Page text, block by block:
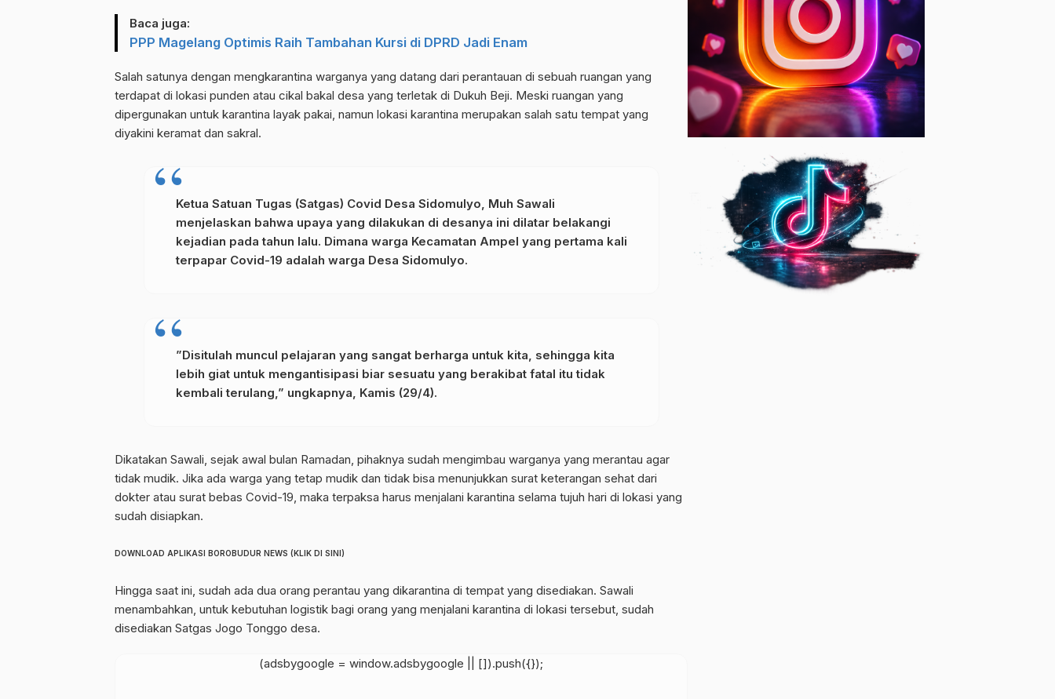
Baca juga:
PPP Magelang Optimis Raih Tambahan Kursi di DPRD Jadi Enam
Salah satunya dengan mengkarantina warganya yang datang dari perantauan di sebuah ruangan yang
terdapat di lokasi punden atau cikal bakal desa yang terletak di Dukuh Beji. Meski ruangan yang
dipergunakan untuk karantina layak pakai, namun lokasi karantina merupakan salah satu tempat yang
diyakini keramat dan sakral.
Ketua Satuan Tugas (Satgas) Covid Desa Sidomulyo, Muh Sawali
menjelaskan bahwa upaya yang dilakukan di desanya ini dilatar belakangi
kejadian pada tahun lalu. Dimana warga Kecamatan Ampel yang pertama kali
terpapar Covid-19 adalah warga Desa Sidomulyo.
”Disitulah muncul pelajaran yang sangat berharga untuk kita, sehingga kita
lebih giat untuk mengantisipasi biar sesuatu yang berakibat fatal itu tidak
kembali terulang,” ungkapnya, Kamis (29/4).
Dikatakan Sawali, sejak awal bulan Ramadan, pihaknya sudah mengimbau warganya yang merantau agar
tidak mudik. Jika ada warga yang tetap mudik dan tidak bisa menunjukkan surat keterangan sehat dari
dokter atau surat bebas Covid-19, maka terpaksa harus menjalani karantina selama tujuh hari di lokasi yang
sudah disiapkan.
DOWNLOAD APLIKASI BOROBUDUR NEWS (KLIK DI SINI)
Hingga saat ini, sudah ada dua orang perantau yang dikarantina di tempat yang disediakan. Sawali
menambahkan, untuk kebutuhan logistik bagi orang yang menjalani karantina di lokasi tersebut, sudah
disediakan Satgas Jogo Tonggo desa.
(adsbygoogle = window.adsbygoogle || []).push({});